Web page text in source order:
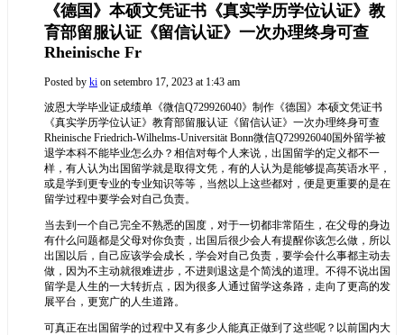
《德国》本硕文凭证书《真实学历学位认证》教
育部留服认证《留信认证》一次办理终身可查
Rheinische Fr
Posted by ki on setembro 17, 2023 at 1:43 am
波恩大学毕业证成绩单《微信Q729926040》制作《德国》本硕文凭证书
《真实学历学位认证》教育部留服认证《留信认证》一次办理终身可查
Rheinische Friedrich-Wilhelms-Universität Bonn微信Q729926040国外留学被
退学本科不能毕业怎么办？相信对每个人来说，出国留学的定义都不一
样，有人认为出国留学就是取得文凭，有的人认为是能够提高英语水平，
或是学到更专业的专业知识等等，当然以上这些都对，便是更重要的是在
留学过程中要学会对自己负责。
当去到一个自己完全不熟悉的国度，对于一切都非常陌生，在父母的身边
有什么问题都是父母对你负责，出国后很少会人有提醒你该怎么做，所以
出国以后，自己应该学会成长，学会对自己负责，要学会什么事都主动去
做，因为不主动就很难进步，不进则退这是个简浅的道理。不得不说出国
留学是人生的一大转折点，因为很多人通过留学这条路，走向了更高的发
展平台，更宽广的人生道路。
可真正在出国留学的过程中又有多少人能真正做到了这些呢？以前国内大